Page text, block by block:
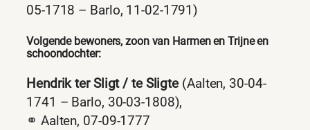
05-1718 – Barlo, 11-02-1791)
Volgende bewoners, zoon van Harmen en Trijne en
schoondochter:
Hendrik ter Sligt / te Sligte(Aalten, 30-04-
1741 – Barlo, 30-03-1808),
⚭ Aalten, 07-09-1777